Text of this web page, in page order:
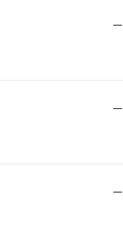
—
—
—